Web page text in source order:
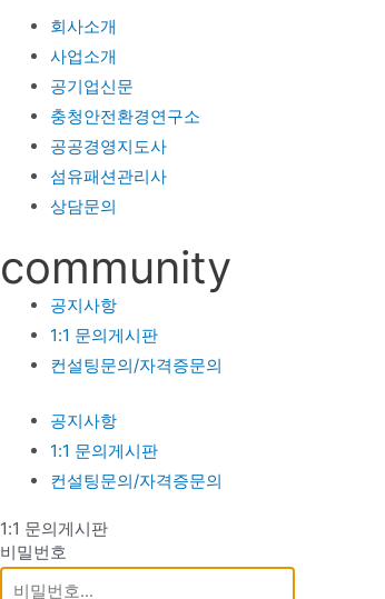
회사소개
사업소개
공기업신문
충청안전환경연구소
공공경영지도사
섬유패션관리사
상담문의
community
공지사항
1:1 문의게시판
컨설팅문의/자격증문의
공지사항
1:1 문의게시판
컨설팅문의/자격증문의
1:1 문의게시판
비밀번호